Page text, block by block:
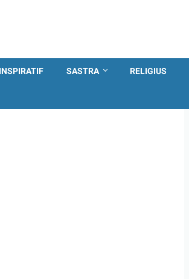
SASTRA RELIGIUS